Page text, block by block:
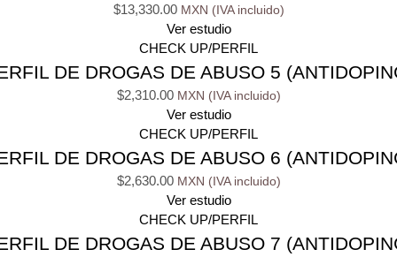
$13,330.00
Ver estudio
CHECK UP/PERFIL
DE DROGAS DE ABUSO 5
$2,310.00
Ver estudio
CHECK UP/PERFIL
DE DROGAS DE ABUSO 6
$2,630.00
Ver estudio
CHECK UP/PERFIL
DE DROGAS DE ABUSO 7